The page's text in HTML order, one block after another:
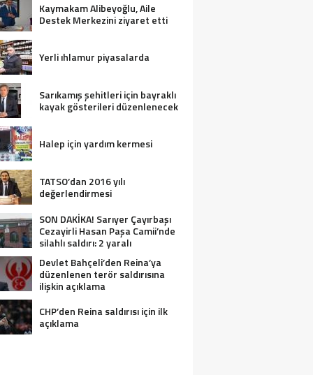
Kaymakam Alibeyoğlu, Aile
Destek Merkezini ziyaret etti
Yerli ıhlamur piyasalarda
Sarıkamış şehitleri için bayraklı
kayak gösterileri düzenlenecek
Halep için yardım kermesi
TATSO’dan 2016 yılı
değerlendirmesi
SON DAKİKA! Sarıyer Çayırbaşı
Cezayirli Hasan Paşa Camii’nde
silahlı saldırı: 2 yaralı
Devlet Bahçeli’den Reina’ya
düzenlenen terör saldırısına
ilişkin açıklama
CHP’den Reina saldırısı için ilk
açıklama